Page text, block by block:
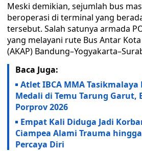
Meski demikian, sejumlah bus
beroperasi di terminal yang
tersebut. Salah satunya armada
yang melayani rute Bus Antar
(AKAP)
Baca Juga:
Atlet IBCA MMA Tasikmalaya
Medali di Temu Tarung Garut,
Porprov 2026
Empat Kali Diduga Jadi
Ciampea Alami Trauma
Percaya Diri